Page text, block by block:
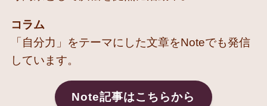
コラム
「自分力」をテーマにした文章をNoteでも発信
しています。
Note記事はこちらから